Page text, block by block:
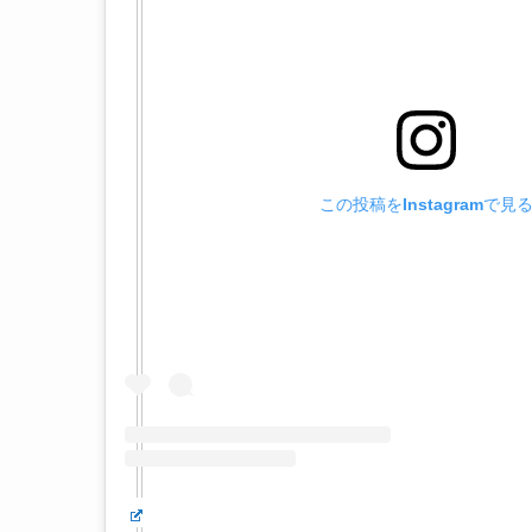
この投稿をInstagramで見る